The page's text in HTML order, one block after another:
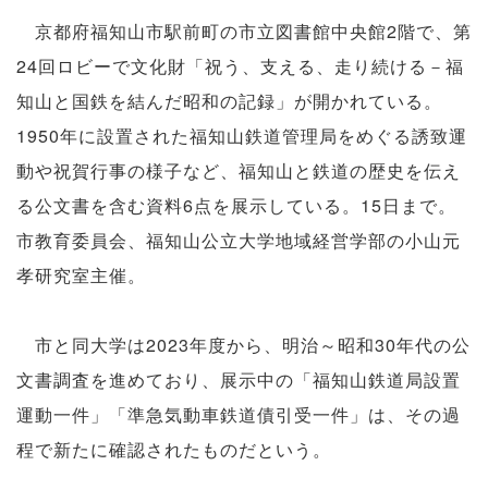
京都府福知山市駅前町の市立図書館中央館2階で、第
24回ロビーで文化財「祝う、支える、走り続ける－福
知山と国鉄を結んだ昭和の記録」が開かれている。
1950年に設置された福知山鉄道管理局をめぐる誘致運
動や祝賀行事の様子など、福知山と鉄道の歴史を伝え
る公文書を含む資料6点を展示している。15日まで。
市教育委員会、福知山公立大学地域経営学部の小山元
孝研究室主催。
市と同大学は2023年度から、明治～昭和30年代の公
文書調査を進めており、展示中の「福知山鉄道局設置
運動一件」「準急気動車鉄道債引受一件」は、その過
程で新たに確認されたものだという。